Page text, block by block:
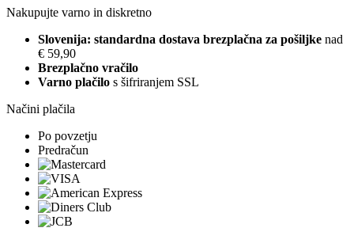
Nakupujte varno in diskretno
Slovenija: standardna dostava brezplačna za pošiljke nad
€ 59,90
Brezplačno vračilo
Varno plačilo s šifriranjem SSL
Načini plačila
Po povzetju
Predračun